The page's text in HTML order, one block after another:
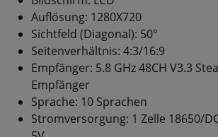
Auflösung: 1280X720
Sichtfeld (Diagonal): 50°
Seitenverhältnis: 4:3/16:9
Empfänger: 5.8 GHz 48CH V3.3
Empfänger
Sprache: 10 Sprachen
Stromversorgung: 1 Zelle 18650/